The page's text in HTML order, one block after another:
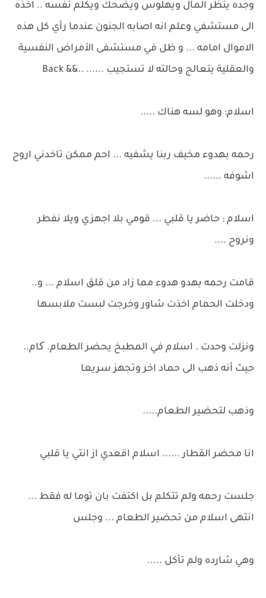
وجده ينظر المال ويهلوس ويضحك ويكلم نفسه .. اخذه
الى مستشفي وعلم انه اصابه الجنون عندما رأي كل هذه
الاموال امامه ... و ظل في مستشفى الأمراض النفسية
والعقلية يتعالج وحالته لا تستجيب ...... ..&& Back
اسلام: وهو لسه هناك .....
رحمه بهدوء مخيف ربنا يشفيه ... احم ممكن تاخدني اروح
اشوفه ......
اسلام : حاضر يا قلبي ... قومي بلا اجهزي ويلا نفطر
ونروح ....
قامت رحمه بهدو هدوء مما زاد من قلق اسلام ... و..
ودخلت الحمام اخذت شاور وخرجت لبست ملابسها
ونزلت وحدت . اسلام في المطبخ يحضر الطعام. کام..
حيث أنه ذهب الى حماد اخر وتجهز سريعا
وذهب لتحضير الطعام.....
انا محضر القطار ...... اسلام اقعدي از انتي يا قلبي
جلست رحمه ولم تتكلم بل اكتفت بان توما له فقط ...
انتهى اسلام من تحضير الطعام ... وجلس
وهي شارده ولم تأكل .....